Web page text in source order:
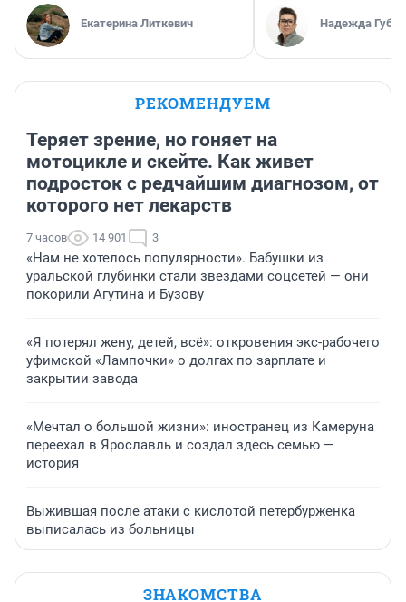
Екатерина Литкевич Надежда
РЕКОМЕНДУЕМ
Теряет зрение, но гоняет на
мотоцикле и скейте. Как живет
подросток с редчайшим диагнозом, от
которого нет лекарств
7 часов 14 901 3
«Нам не хотелось популярности». Бабушки из
уральской глубинки стали звездами соцсетей — они
покорили Агутина и Бузову
«Я потерял жену, детей, всё»: откровения экс-рабочего
уфимской «Лампочки» о долгах по зарплате и
закрытии завода
«Мечтал о большой жизни»: иностранец из Камеруна
переехал в Ярославль и создал здесь семью —
история
Выжившая после атаки с кислотой петербурженка
выписалась из больницы
ЗНАКОМСТВА